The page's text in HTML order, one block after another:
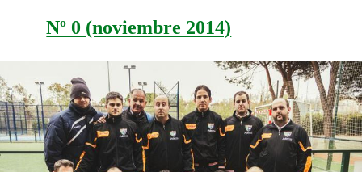
Nº 0 (noviembre 2014)